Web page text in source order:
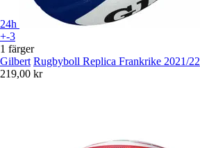
24h
+-3
1 färger
Gilbert Rugbyboll Replica Frankrike 2021/22
219,00 kr